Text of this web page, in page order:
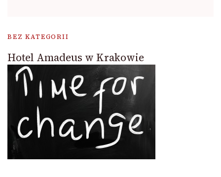
BEZ KATEGORII
Hotel Amadeus w Krakowie